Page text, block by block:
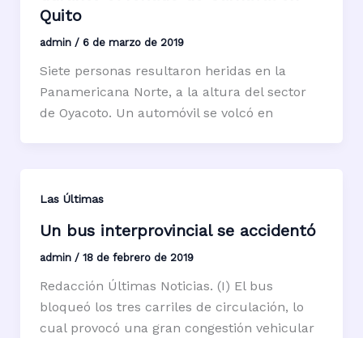
Quito
admin / 6 de marzo de 2019
Siete personas resultaron heridas en la
Panamericana Norte, a la altura del sector
de Oyacoto. Un automóvil se volcó en
Las Últimas
Un bus interprovincial se accidentó
admin / 18 de febrero de 2019
Redacción Últimas Noticias. (I) El bus
bloqueó los tres carriles de circulación, lo
cual provocó una gran congestión vehicular